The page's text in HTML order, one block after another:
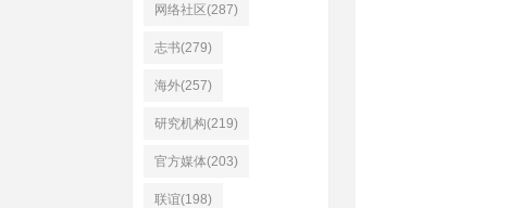
网络社区(287)
志书(279)
海外(257)
研究机构(219)
官方媒体(203)
联谊(198)